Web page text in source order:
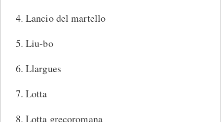
Lancio del martello
Liu-bo
Llargues
Lotta
Lotta grecoromana